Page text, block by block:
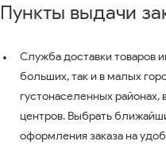
Пункты выдачи
Служба доставки товаров
больших, так и в малых
густонаселенных районах,
центров. Выбрать
оформления заказа на